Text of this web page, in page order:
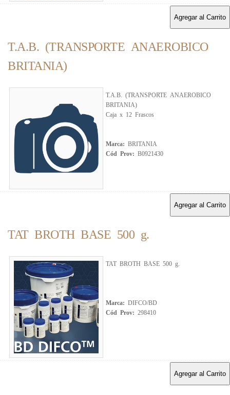
Agregar al Carrito
T.A.B. (TRANSPORTE ANAEROBICO
BRITANIA)
T.A.B. (TRANSPORTE ANAEROBICO
BRITANIA)
Caja x 12 Frascos
Marca: BRITANIA
Cód Prov: B0921430
Agregar al Carrito
TAT BROTH BASE 500 g.
TAT BROTH BASE 500 g.
Marca: DIFCO/BD
Cód Prov: 298410
Agregar al Carrito